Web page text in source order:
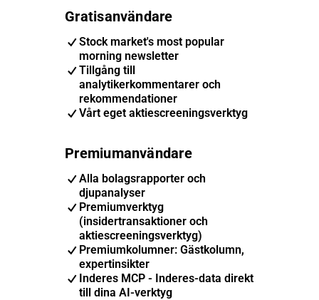
Gratisanvändare
Stock market's most popular
morning newsletter
Tillgång till
analytikerkommentarer och
rekommendationer
Vårt eget aktiescreeningsverktyg
Premiumanvändare
Alla bolagsrapporter och
djupanalyser
Premiumverktyg
(insidertransaktioner och
aktiescreeningsverktyg)
Premiumkolumner: Gästkolumn,
expertinsikter
Inderes MCP - Inderes-data direkt
till dina AI-verktyg